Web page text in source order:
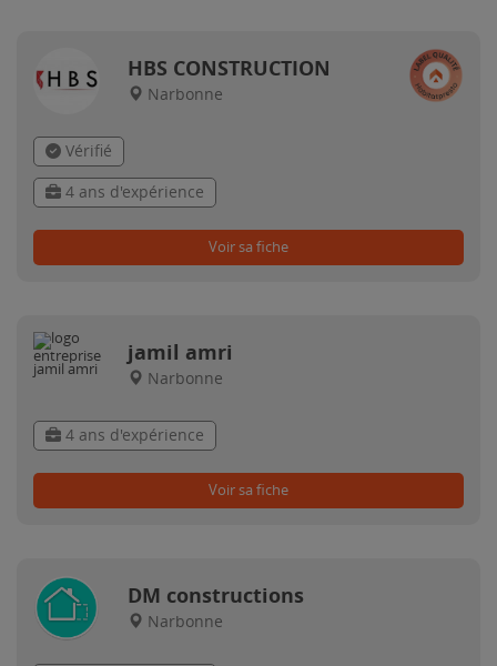
HBS CONSTRUCTION
Narbonne
Vérifié
4 ans d'expérience
Voir sa fiche
jamil amri
Narbonne
4 ans d'expérience
Voir sa fiche
DM constructions
Narbonne